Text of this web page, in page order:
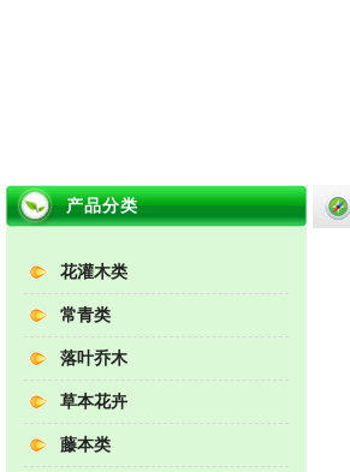
产品分类
花灌木类
常青类
落叶乔木
草本花卉
藤本类